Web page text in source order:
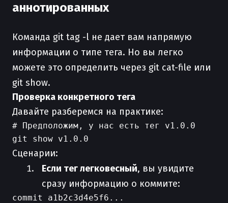
аннотированных
Команда git tag -l не дает вам напрямую
информации о типе тега. Но вы легко
можете это определить через git cat-file или
git show.
Проверка конкретного тега
Давайте разберемся на практике:
# Предположим, у нас есть тег v1.0.0
Сценарии:
Если тег легковесный, вы увидите
сразу информацию о коммите:
commit a1b2c3d4e5f6...